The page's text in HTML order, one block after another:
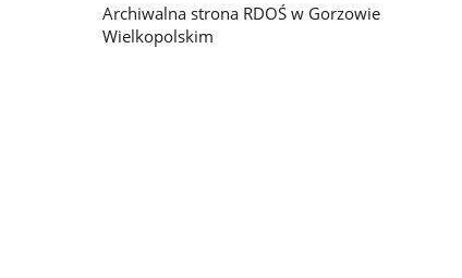
Archiwalna strona RDOŚ w Gorzowie
Wielkopolskim